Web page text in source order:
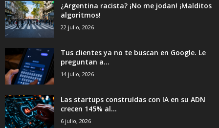
¿Argentina racista? ¡No me jodan! ¡Malditos
algoritmos!
22 julio, 2026
Tus clientes ya no te buscan en Google. Le
preguntan a...
14 julio, 2026
Las startups construídas con IA en su ADN
crecen 145% al...
6 julio, 2026